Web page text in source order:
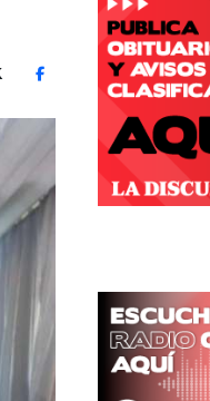
(Twitter)Facebook